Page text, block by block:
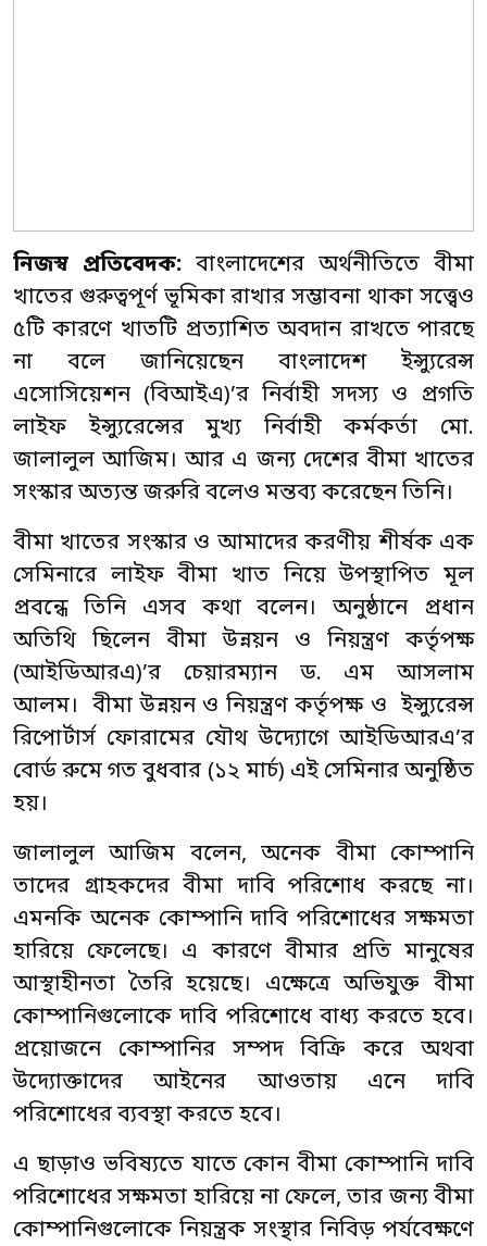
নিজস্ব প্রতিবেদক: বাংলাদেশের অর্থনীতিতে বীমা
খাতের গুরুত্বপূর্ণ ভূমিকা রাখার সম্ভাবনা থাকা সত্ত্বেও
৫টি কারণে খাতটি প্রত্যাশিত অবদান রাখতে পারছে
না বলে জানিয়েছেন বাংলাদেশ ইন্স্যুরেন্স
এসোসিয়েশন (বিআইএ)’র নির্বাহী সদস্য ও প্রগতি
লাইফ ইন্স্যুরেন্সের মুখ্য নির্বাহী কর্মকর্তা মো.
জালালুল আজিম। আর এ জন্য দেশের বীমা খাতের
সংস্কার অত্যন্ত জরুরি বলেও মন্তব্য করেছেন তিনি।
বীমা খাতের সংস্কার ও আমাদের করণীয় শীর্ষক এক
সেমিনারে লাইফ বীমা খাত নিয়ে উপস্থাপিত মূল
প্রবন্ধে তিনি এসব কথা বলেন। অনুষ্ঠানে প্রধান
অতিথি ছিলেন বীমা উন্নয়ন ও নিয়ন্ত্রণ কর্তৃপক্ষ
(আইডিআরএ)’র চেয়ারম্যান ড. এম আসলাম
আলম। বীমা উন্নয়ন ও নিয়ন্ত্রণ কর্তৃপক্ষ ও ইন্স্যুরেন্স
রিপোর্টার্স ফোরামের যৌথ উদ্যোগে আইডিআরএ’র
বোর্ড রুমে গত বুধবার (১২ মার্চ) এই সেমিনার অনুষ্ঠিত
হয়।
জালালুল আজিম বলেন, অনেক বীমা কোম্পানি
তাদের গ্রাহকদের বীমা দাবি পরিশোধ করছে না।
এমনকি অনেক কোম্পানি দাবি পরিশোধের সক্ষমতা
হারিয়ে ফেলেছে। এ কারণে বীমার প্রতি মানুষের
আস্থাহীনতা তৈরি হয়েছে। এক্ষেত্রে অভিযুক্ত বীমা
কোম্পানিগুলোকে দাবি পরিশোধে বাধ্য করতে হবে।
প্রয়োজনে কোম্পানির সম্পদ বিক্রি করে অথবা
উদ্যোক্তাদের আইনের আওতায় এনে দাবি
পরিশোধের ব্যবস্থা করতে হবে।
এ ছাড়াও ভবিষ্যতে যাতে কোন বীমা কোম্পানি দাবি
পরিশোধের সক্ষমতা হারিয়ে না ফেলে, তার জন্য বীমা
কোম্পানিগুলোকে নিয়ন্ত্রক সংস্থার নিবিড় পর্যবেক্ষণে